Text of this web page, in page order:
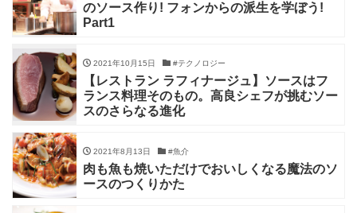
のソース作り! フォンからの派生を学ぼう!
Part1
2021年10月15日 #テクノロジー
【レストラン ラフィナージュ】ソースはフ
ランス料理そのもの。高良シェフが挑むソー
スのさらなる進化
2021年8月13日 #魚介
肉も魚も焼いただけでおいしくなる魔法のソ
ースのつくりかた